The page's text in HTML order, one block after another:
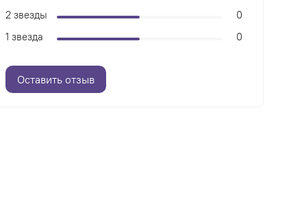
2 звезды
0
1 звезда
0
Оставить отзыв